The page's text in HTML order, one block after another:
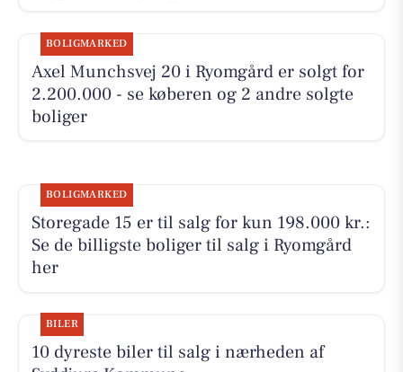
BOLIGMARKED
Axel Munchsvej 20 i Ryomgård er solgt for
2.200.000 - se køberen og 2 andre solgte
boliger
BOLIGMARKED
Storegade 15 er til salg for kun 198.000 kr.:
Se de billigste boliger til salg i Ryomgård
her
BILER
10 dyreste biler til salg i nærheden af